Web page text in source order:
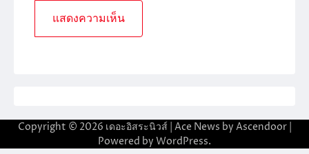
Copyright © 2026 เดอะอิสระนิวส์ | Ace News by Ascendoor|
Powered by WordPress.